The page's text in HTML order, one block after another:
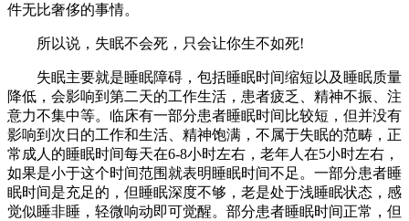
件无比奢侈的事情。
所以说，失眠不会死，只会让你生不如死!
失眠主要就是睡眠障碍，包括睡眠时间缩短以及睡眠质量
降低，会影响到第二天的工作生活，患者疲乏、精神不振、注
意力不集中等。临床有一部分患者睡眠时间比较短，但并没有
影响到次日的工作和生活、精神饱满，不属于失眠的范畴，正
常成人的睡眠时间每天在6-8小时左右，老年人在5小时左右，
如果是小于这个时间范围就表明睡眠时间不足。一部分患者睡
眠时间是充足的，但睡眠深度不够，老是处于浅睡眠状态，感
觉似睡非睡，轻微响动即可觉醒。部分患者睡眠时间正常，但